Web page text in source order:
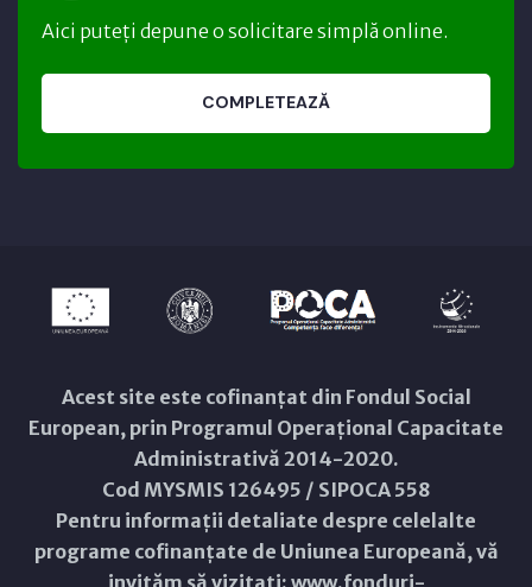
Aici puteți depune o solicitare simplă online.
COMPLETEAZĂ
Acest site este cofinanțat din Fondul Social
European, prin Programul Operațional Capacitate
Administrativă 2014-2020.
Cod MYSMIS 126495 / SIPOCA 558
Pentru informații detaliate despre celelalte
programe cofinanțate de Uniunea Europeană, vă
invităm să vizitați: www.fonduri-